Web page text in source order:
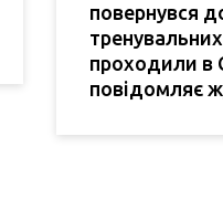
повернувся
проходили в
повідомляє